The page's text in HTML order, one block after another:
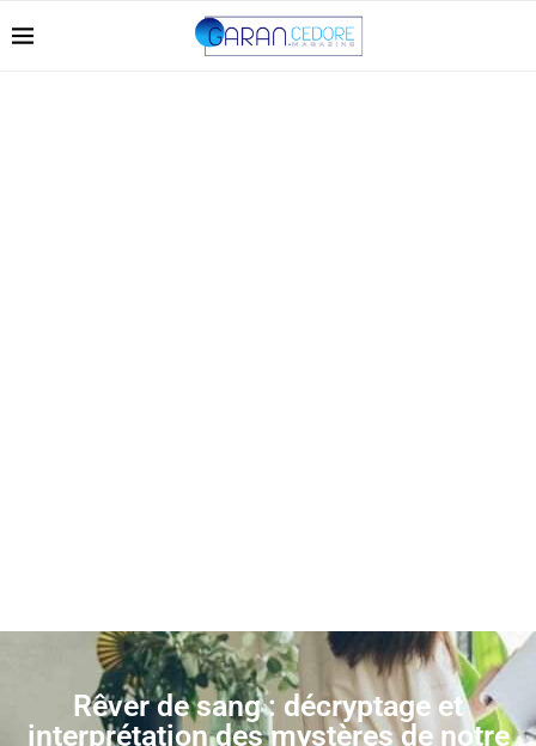
Rêver de sang : décryptage et
interprétation des mystères de notre